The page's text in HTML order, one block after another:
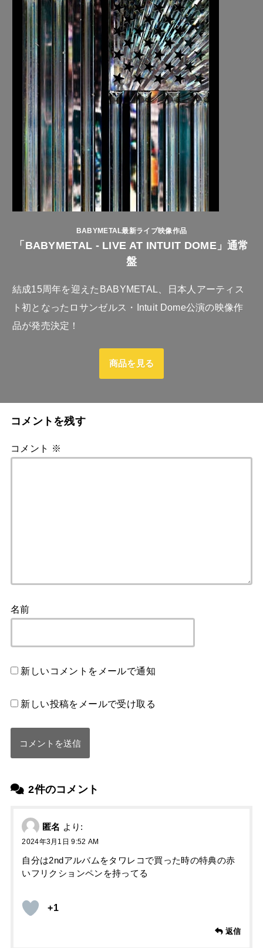
BABYMETAL最新ライブ映像作品
「BABYMETAL - LIVE AT INTUIT DOME」通常
盤
結成15周年を迎えたBABYMETAL、日本人アーティス
ト初となったロサンゼルス・Intuit Dome公演の映像作
品が発売決定！
商品を見る
2件のコメント
匿名 より:
2024年3月1日 9:52 AM
自分は2ndアルバムをタワレコで買った時の特典の赤
いフリクションペンを持ってる
+1
返信
コメントを残す
コメント ※
名前
新しいコメントをメールで通知
新しい投稿をメールで受け取る